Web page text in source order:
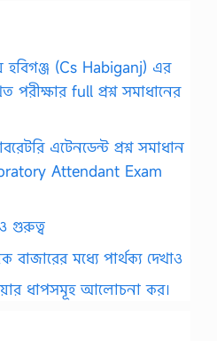
হবিগঞ্জ (Cs Habiganj) এর
পরীক্ষার full প্রশ্ন সমাধানের
এটেনডেন্ট প্রশ্ন সমাধান
Attendant Exam
ও গুরুত্ব
বাজারের মধ্যে পার্থক্য দেখাও
ধাপসমূহ আলোচনা কর।